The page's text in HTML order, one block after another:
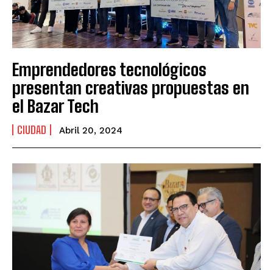
Emprendedores tecnológicos
presentan creativas propuestas en
el Bazar Tech
CIUDAD Abril 20, 2024